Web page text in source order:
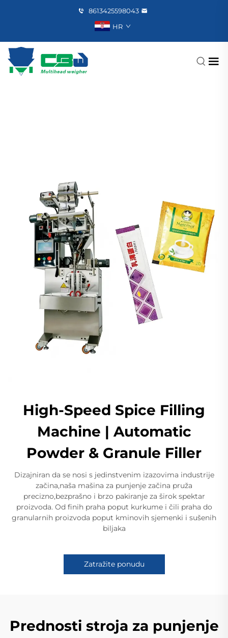
8613425598043
HR
High-Speed Spice Filling
Machine | Automatic
Powder & Granule Filler
Dizajniran da se nosi s jedinstvenim izazovima industrije
začina,naša mašina za punjenje začina pruža
precizno,bezprašno i brzo pakiranje za širok spektar
proizvoda. Od finih praha poput kurkume i čili praha do
granularnih proizvoda poput kminovih sjemenki i sušenih
biljaka
Zatražite ponudu
Prednosti stroja za punjenje